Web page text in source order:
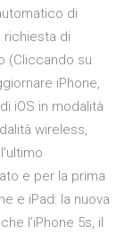
di
richiesta di
(Cliccando su
iPhone,
iOS in modalità
wireless,
e per la prima
e iPad: la nuova
l’iPhone 5s, il